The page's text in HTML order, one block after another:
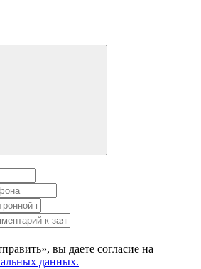
вы даете согласие на
данных.